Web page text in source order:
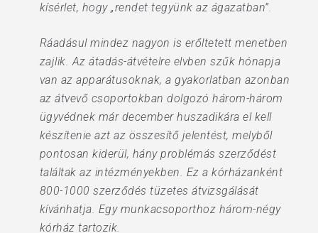
kísérlet, hogy „rendet tegyünk az ágazatban”.
Ráadásul mindez nagyon is erőltetett menetben
zajlik. Az átadás-átvételre elvben szűk hónapja
van az apparátusoknak, a gyakorlatban azonban
az átvevő csoportokban dolgozó három-három
ügyvédnek már december huszadikára el kell
készítenie azt az összesítő jelentést, melyből
pontosan kiderül, hány problémás szerződést
találtak az intézményekben. Ez a kórházanként
800-1000 szerződés tüzetes átvizsgálását
kívánhatja. Egy munkacsoporthoz három-négy
kórház tartozik.